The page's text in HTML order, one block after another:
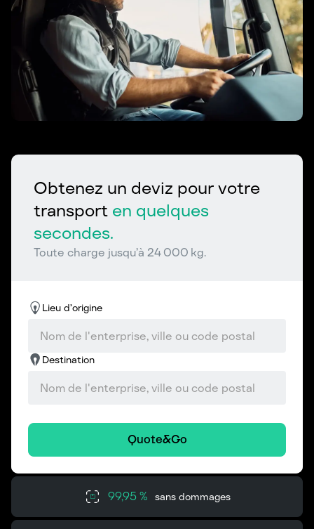
Obtenez un deviz pour votre
transport en quelques
secondes.
Toute charge jusqu’à 24 000 kg.
Lieu d’origine
Destination
Quote&Go
99,95 % sans dommages